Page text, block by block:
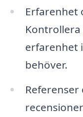
Erfarenhet
erfarenhet
behöver.
Referenser